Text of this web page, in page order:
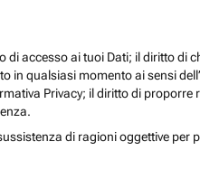
accesso ai tuoi Dati; il diritto di
qualsiasi momento ai sensi
Privacy; il diritto di proporre
di ragioni oggettive